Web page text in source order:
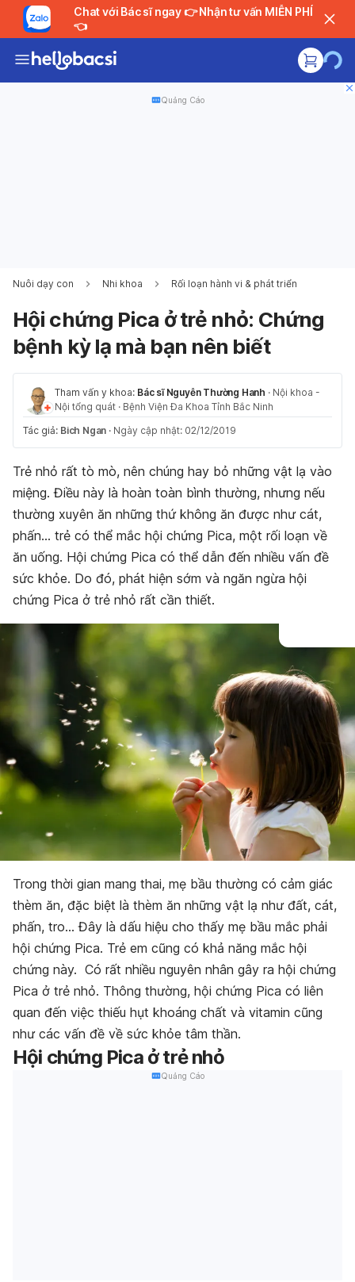
Chat với Bác sĩ ngay 👉 Nhận tư vấn MIỄN PHÍ
👈
Quảng Cáo
Nuôi dạy con Nhi khoa Rối loạn hành vi & phát triển
Hội chứng Pica ở trẻ nhỏ: Chứng
bệnh kỳ lạ mà bạn nên biết
Tham vấn y khoa: Bác sĩ Nguyễn Thường Hanh · Nội khoa -
Nội tổng quát · Bệnh Viện Đa Khoa Tỉnh Bắc Ninh
Tác giả: Bich Ngan · Ngày cập nhật: 02/12/2019
Trẻ nhỏ rất tò mò, nên chúng hay bỏ những vật lạ vào
miệng. Điều này là hoàn toàn bình thường, nhưng nếu
thường xuyên ăn những thứ không ăn được như cát,
phấn… trẻ có thể mắc hội chứng Pica, một rối loạn về
ăn uống. Hội chứng Pica có thể dẫn đến nhiều vấn đề
sức khỏe. Do đó, phát hiện sớm và ngăn ngừa hội
chứng Pica ở trẻ nhỏ rất cần thiết.
Trong thời gian mang thai, mẹ bầu thường có cảm giác
thèm ăn, đặc biệt là thèm ăn những vật lạ như đất, cát,
phấn, tro… Đây là dấu hiệu cho thấy mẹ bầu mắc phải
hội chứng Pica. Trẻ em cũng có khả năng mắc hội
chứng này. Có rất nhiều nguyên nhân gây ra hội chứng
Pica ở trẻ nhỏ. Thông thường, hội chứng Pica có liên
quan đến việc thiếu hụt khoáng chất và vitamin cũng
như các vấn đề về sức khỏe tâm thần.
Hội chứng Pica ở trẻ nhỏ
Quảng Cáo